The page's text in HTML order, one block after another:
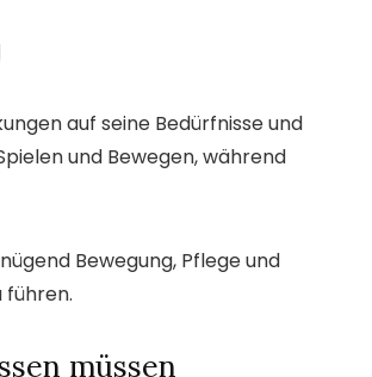
auf seine Bedürfnisse und
und Bewegen, während
Bewegung, Pflege und
führen.
müssen